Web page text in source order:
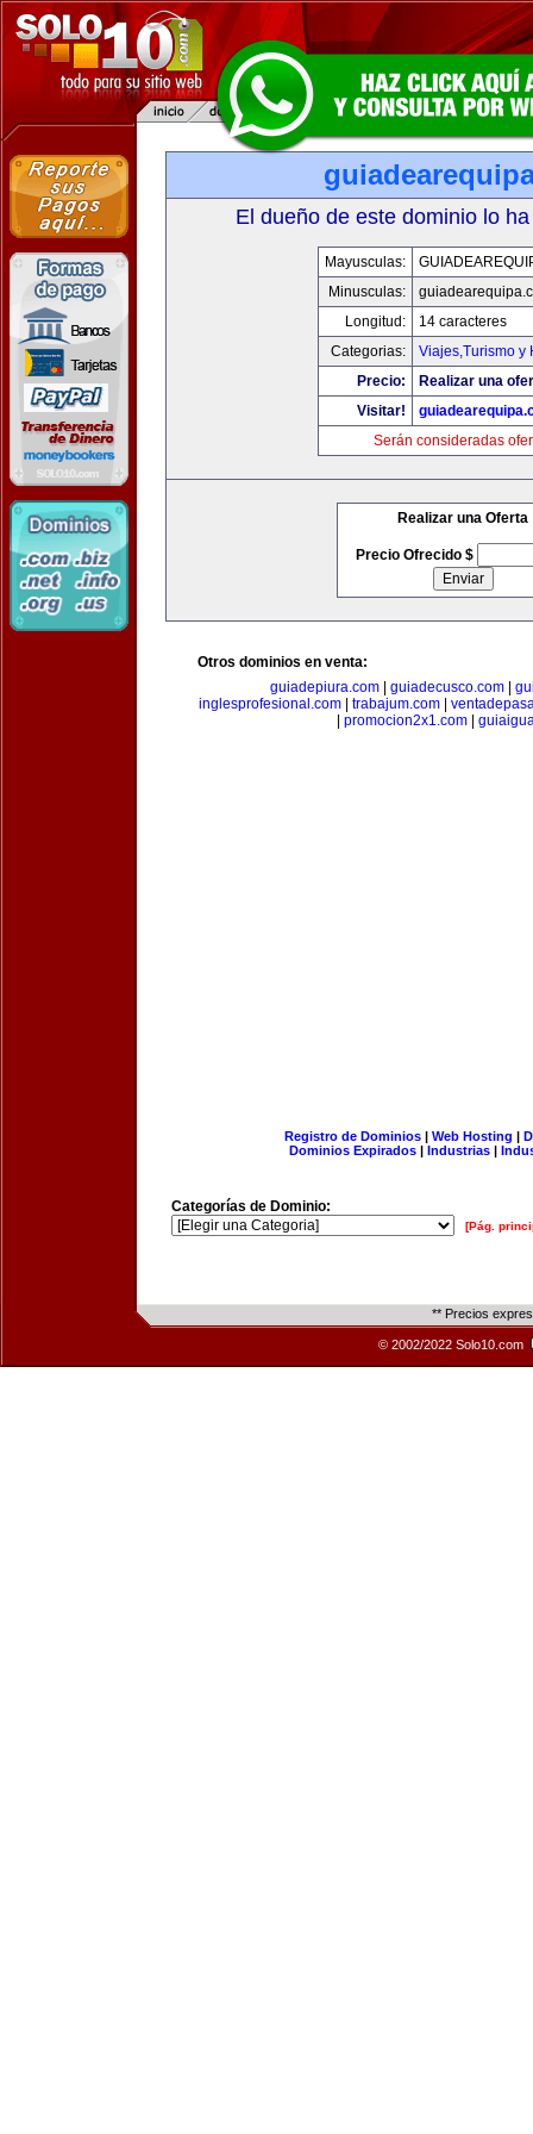
El dueño de este dominio lo
Mayusculas:
Minusculas:
Longitud:
14 caracteres
Categorias:
Viajes,Turismo y
Precio:
Realizar una
Visitar!
Serán consideradas
Realizar una Oferta
Precio Ofrecido $
Otros dominios en venta:
guiadepiura.com| guiadecusco.com|
inglesprofesional.com| trabajum.com|
promocion2x1.com
Registro de Dominios| Web Hosting |
Dominios Expirados | Industrias |
Categorías de Dominio:
[Pág.
** Precios
© 2002/2022 Solo10.com